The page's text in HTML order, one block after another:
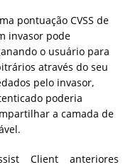
pontuação CVSS de
invasor pode
o usuário para
através do seu
pelo invasor,
poderia
a camada de
Client anteriores